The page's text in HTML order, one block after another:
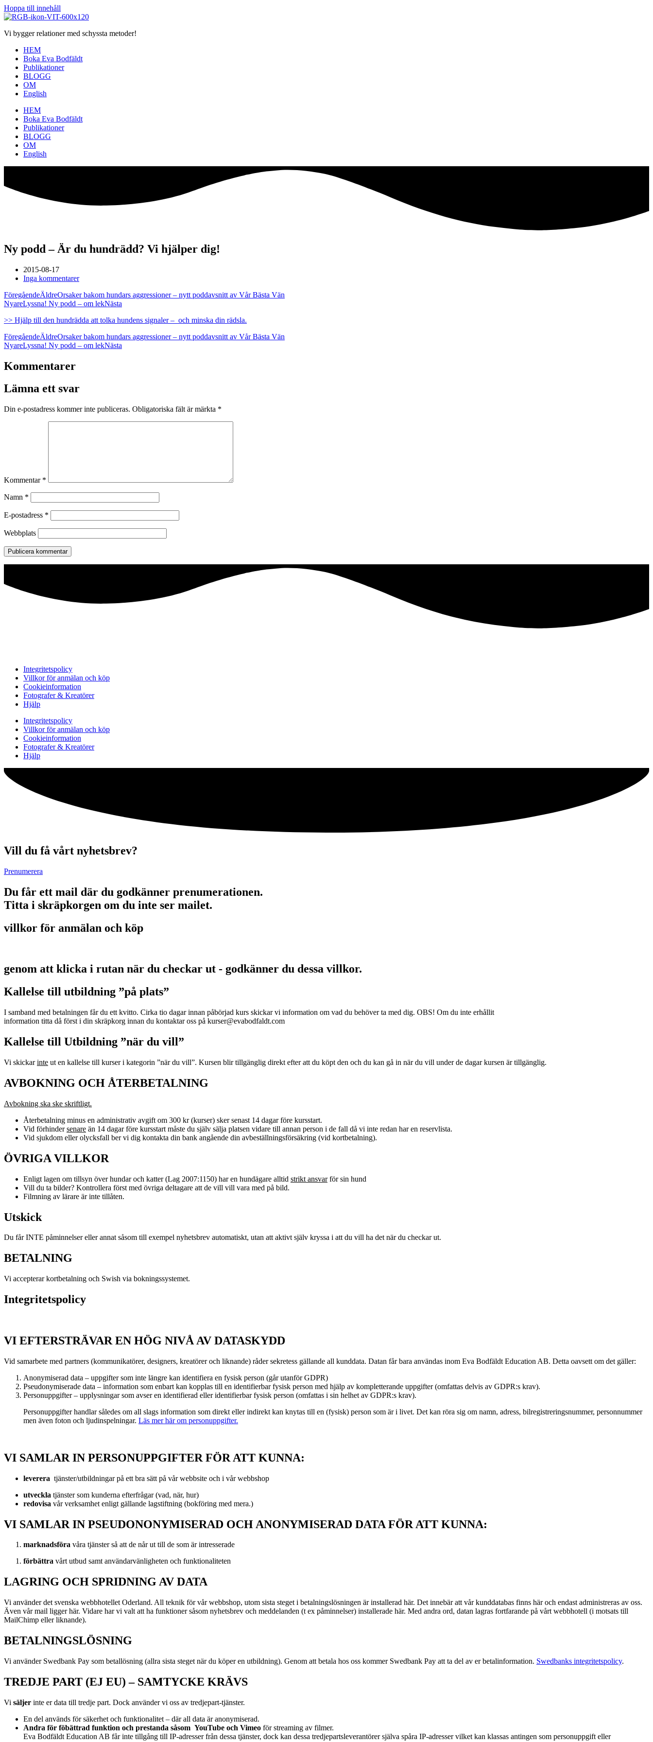
Hoppa till innehåll
Vi bygger relationer med schyssta metoder!
HEM
Boka Eva Bodfäldt
Publikationer
BLOGG
OM
English
HEM
Boka Eva Bodfäldt
Publikationer
BLOGG
OM
English
Ny podd – Är du hundrädd? Vi hjälper dig!
2015-08-17
Inga kommentarer
FöregåendeÄldreOrsaker bakom hundars aggressioner – nytt poddavsnitt av Vår Bästa Vän
NyareLyssna! Ny podd – om lekNästa
>> Hjälp till den hundrädda att tolka hundens signaler – och minska din rädsla.
FöregåendeÄldreOrsaker bakom hundars aggressioner – nytt poddavsnitt av Vår Bästa Vän
NyareLyssna! Ny podd – om lekNästa
Kommentarer
Lämna ett svar
Din e-postadress kommer inte publiceras. Obligatoriska fält är märkta *
Kommentar *
Namn *
E-postadress *
Webbplats
Integritetspolicy
Villkor för anmälan och köp
Cookieinformation
Fotografer & Kreatörer
Hjälp
Integritetspolicy
Villkor för anmälan och köp
Cookieinformation
Fotografer & Kreatörer
Hjälp
Vill du få vårt nyhetsbrev?
Prenumerera
Du får ett mail där du godkänner prenumerationen.
Titta i skräpkorgen om du inte ser mailet.
villkor för anmälan och köp
genom att klicka i rutan när du checkar ut - godkänner du dessa villkor.
Kallelse till utbildning ”på plats”
I samband med betalningen får du ett kvitto. Cirka tio dagar innan påbörjad kurs skickar vi information om vad du behöver ta med dig. OBS! Om du inte erhållit
information titta då först i din skräpkorg innan du kontaktar oss på kurser@evabodfaldt.com
Kallelse till Utbildning ”när du vill”
Vi skickarinte ut en kallelse till kurser i kategorin ”när du vill”. Kursen blir tillgänglig direkt efter att du köpt den och du kan gå in när du vill under de dagar kursen är tillgänglig.
AVBOKNING OCH ÅTERBETALNING
Avbokning ska ske skriftligt.
Återbetalning minus en administrativ avgift om 300 kr (kurser) sker senast 14 dagar före kursstart.
Vid förhindersenare än 14 dagar före kursstart måste du själv sälja platsen vidare till annan person i de fall då vi inte redan har en reservlista.
Vid sjukdom eller olycksfall ber vi dig kontakta din bank angående din avbeställningsförsäkring (vid kortbetalning).
ÖVRIGA VILLKOR
Enligt lagen om tillsyn över hundar och katter (Lag 2007:1150) har en hundägare alltid strikt ansvarför sin hund
Vill du ta bilder? Kontrollera först med övriga deltagare att de vill vill vara med på bild.
Filmning av lärare är inte tillåten.
Utskick
Du får INTE påminnelser eller annat såsom till exempel nyhetsbrev automatiskt, utan att aktivt själv kryssa i att du vill ha det när du checkar ut.
BETALNING
Vi accepterar kortbetalning och Swish via bokningssystemet.
Integritetspolicy
VI EFTERSTRÄVAR EN HÖG NIVÅ AV DATASKYDD
Vid samarbete med partners (kommunikatörer, designers, kreatörer och liknande) råder sekretess gällande all kunddata. Datan får bara användas inom Eva Bodfäldt Education AB. Detta oavsett om det gäller:
Anonymiserad data – uppgifter som inte längre kan identifiera en fysisk person (går utanför GDPR)
Pseudonymiserade data – information som enbart kan kopplas till en identifierbar fysisk person med hjälp av kompletterande uppgifter (omfattas delvis av GDPR:s krav).
Personuppgifter – upplysningar som avser en identifierad eller identifierbar fysisk person (omfattas i sin helhet av GDPR:s krav).
Personuppgifter handlar således om all slags information som direkt eller indirekt kan knytas till en (fysisk) person som är i livet. Det kan röra sig om namn, adress, bilregistreringsnummer, personnummer
men även foton och ljudinspelningar. Läs mer här om personuppgifter.
VI SAMLAR IN PERSONUPPGIFTER FÖR ATT KUNNA:
leverera tjänster/utbildningar på ett bra sätt på vår webbsite och i vår webbshop
utveckla tjänster som kunderna efterfrågar (vad, när, hur)
redovisa vår verksamhet enligt gällande lagstiftning (bokföring med mera.)
VI SAMLAR IN PSEUDONONYMISERAD OCH ANONYMISERAD DATA FÖR ATT KUNNA:
marknadsföra våra tjänster så att de når ut till de som är intresserade
förbättra vårt utbud samt användarvänligheten och funktionaliteten
LAGRING OCH SPRIDNING AV DATA
Vi använder det svenska webbhotellet Oderland. All teknik för vår webbshop, utom sista steget i betalningslösningen är installerad här. Det innebär att vår kunddatabas finns här och endast administreras av oss.
Även vår mail ligger här. Vidare har vi valt att ha funktioner såsom nyhetsbrev och meddelanden (t ex påminnelser) installerade här. Med andra ord, datan lagras fortfarande på vårt webbhotell (i motsats till
MailChimp eller liknande).
BETALNINGSLÖSNING
Vi använder Swedbank Pay som betallösning (allra sista steget när du köper en utbildning). Genom att betala hos oss kommer Swedbank Pay att ta del av er betalinformation. Swedbanks integritetspolicy.
TREDJE PART (EJ EU) – SAMTYCKE KRÄVS
Vi säljer inte er data till tredje part. Dock använder vi oss av tredjepart-tjänster.
En del används för säkerhet och funktionalitet – där all data är anonymiserad.
Andra för föbättrad funktion och prestanda såsom YouTube och Vimeo för streaming av filmer.
Eva Bodfäldt Education AB får inte tillgång till IP-adresser från dessa tjänster, dock kan dessa tredjepartsleverantörer själva spåra IP-adresser vilket kan klassas antingen som personuppgift eller